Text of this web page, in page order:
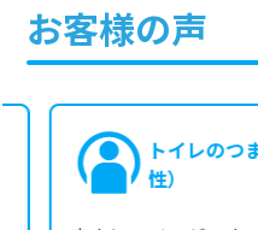
お客様の声
トイレのつ
性）